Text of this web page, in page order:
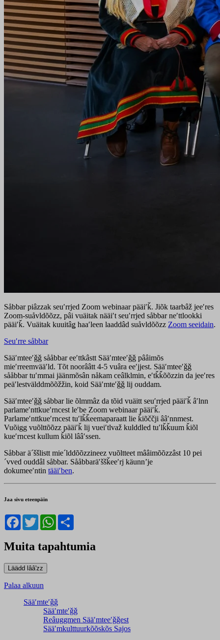
Såbbar piâzzak seuʹrrjed Zoom webinaar pääiʹǩ. Jiõk taarbâž jeeʹres
Zoom-suåvldõõzz, pâi vuäitak nääiʹt seuʹrrjed såbbar neʹttlookki
pääiʹǩ. Vuäitak kuuitâǥ haaʹleen laaddâd suåvldõõzz Zoom seeidain.
Seuʹrre såbbar
Sääʹmteeʹǧǧ sååbbar eeʹttkâstt Sääʹmteeʹǧǧ pââimõs
mieʹrreemvääʹld. Tõt noorââtt 4-5 vuâra eeʹjjest. Sääʹmteeʹǧǧ
sååbbar tuʹmmai jäänmõsân nåkam ceâlklmin, eʹtǩǩõõzzin da jeeʹres
peäʹlestvälddmõõžžin, koid Sääʹmteʹǧǧ lij ouddam.
Sääʹmteeʹǧǧ såbbar lie õlmmâz da tõid vuäitt seuʹrrjed pääiʹǩ âʹlnn
parlameʹnttkueʹrncest leʹbe Zoom webinaar pääiʹǩ.
Parlameʹnttkueʹrncest tuʹlǩǩeemaparaatt lie ǩiõččji ââʹnnmest.
Vuõigg vuõlttõõzz pääiʹǩ lij vueiʹtlvaž kulddled tuʹlǩǩuum ǩiõl
kueʹrncest kullum ǩiõl lââʹssen.
Såbbar ä´ššlistt mie´lddõõzzineez vuõltteet mââimõõzzâst 10 pei
´vved ouddâl såbbar. Sååbbaräʹššǩeeʹrj käunnʼje
dokumeeʹntin tääiʹben.
Jaa sivu eteenpäin
Facebook
TwitterWhatsApp
Muita tapahtumia
Palaa alkuun
Sääʹmteʹǧǧ
Sääʹmteʹǧǧ
Reâuggmen Sääʹmteeʹǧǧest
Sääʹmkulttuurkõõskõs Sajos